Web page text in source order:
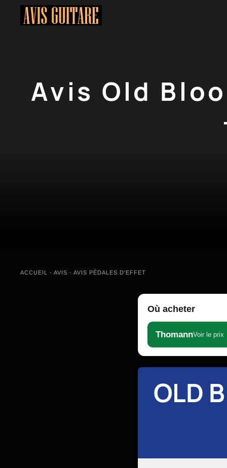
Avis Old
ACCUEIL - AVIS - AVIS PÉDALES D'EFFET
Où acheter
ThomannVoir le
OLD